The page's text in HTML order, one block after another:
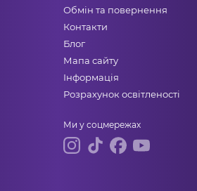
Обмін та повернення
Контакти
Блог
Мапа сайту
Інформація
Розрахунок освітленості
Ми у соцмережах